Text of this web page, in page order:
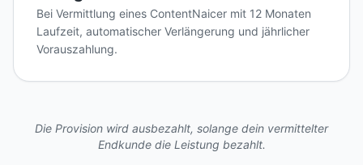
Bei Vermittlung eines ContentNaicer mit 12 Monaten
Laufzeit, automatischer Verlängerung und jährlicher
Vorauszahlung.
Die Provision wird ausbezahlt, solange dein vermittelter
Endkunde die Leistung bezahlt.